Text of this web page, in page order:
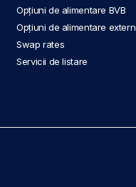
Opțiuni de alimentare BVB
Opțiuni de alimentare extern
Swap rates
Servicii de listare